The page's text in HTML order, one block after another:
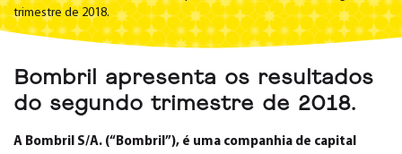
trimestre de 2018.
Bombril apresenta os resultados
do segundo trimestre de 2018.
A Bombril S/A. (“Bombril”), é uma companhia de capital